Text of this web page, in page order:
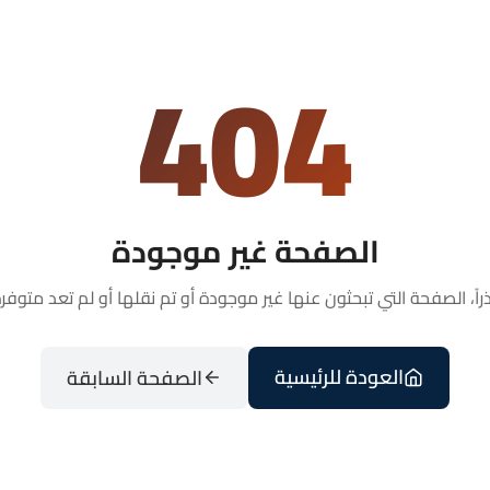
404
الصفحة غير موجودة
الصفحة التي تبحثون عنها غير موجودة أو تم نقلها أو لم تعد
العودة للرئيسية الصفحة السابقة